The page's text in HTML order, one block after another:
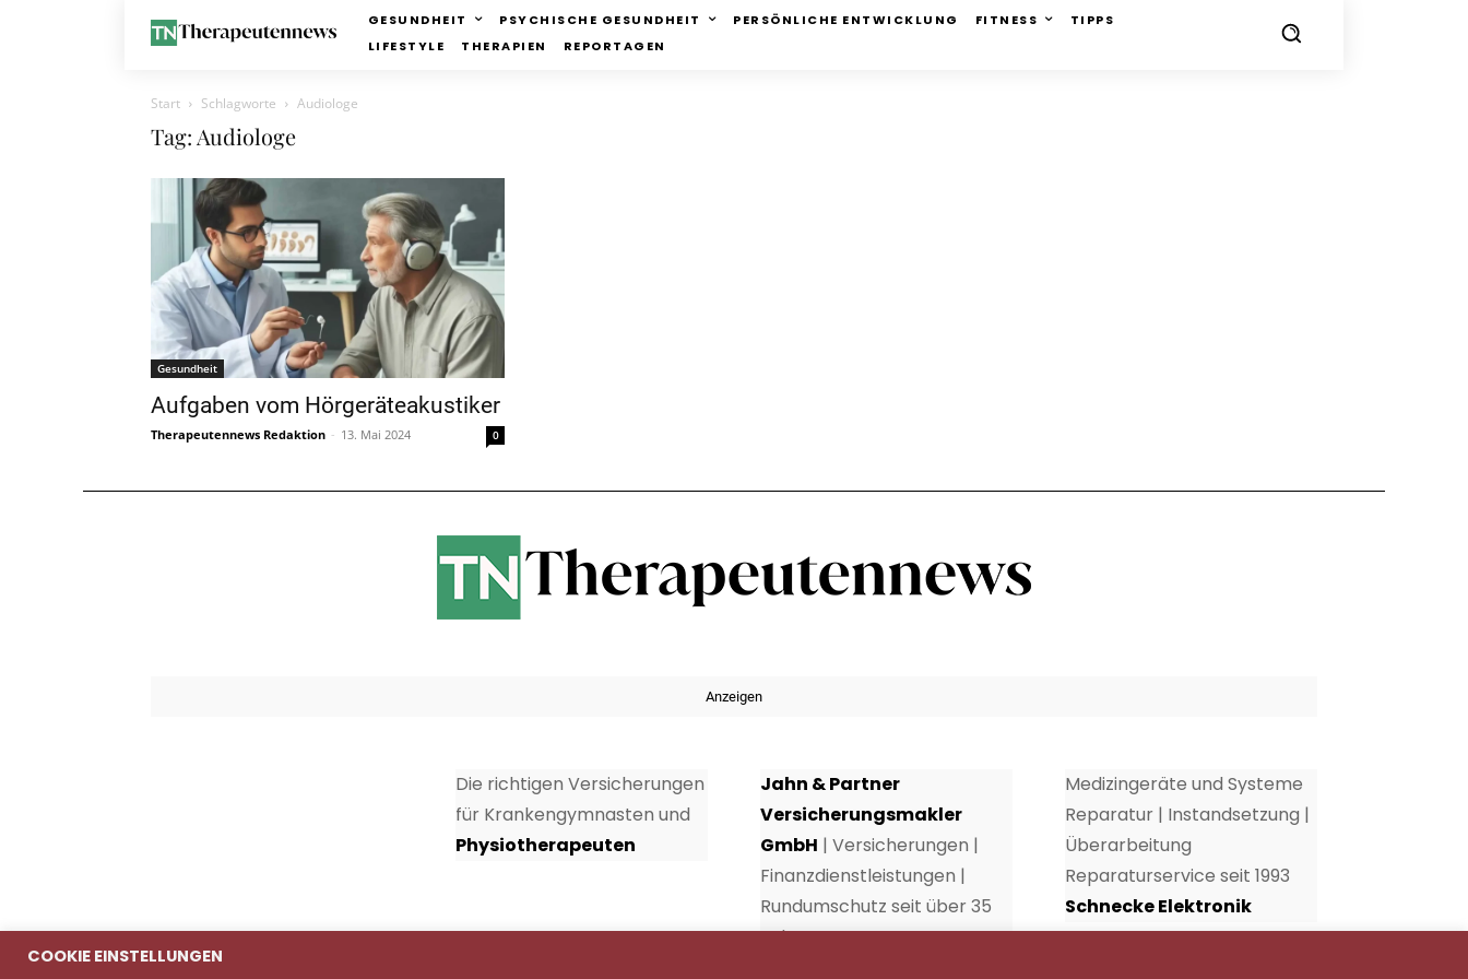
GESUNDHEIT PSYCHISCHE GESUNDHEIT PERSÖNLICHE ENTWICKLUNG FITNESS
TIPPS
LIFESTYLE
THERAPIEN REPORTAGEN
Start Schlagworte Audiologe
Tag: Audiologe
Gesundheit
Aufgaben vom Hörgeräteakustiker
Therapeutennews Redaktion - 13. Mai 2024 0
Anzeigen
Die richtigen Versicherungen
für Krankengymnasten und
Physiotherapeuten
Jahn & Partner
Versicherungsmakler
GmbH | Versicherungen |
Finanzdienstleistungen |
Rundumschutz seit über 35
Jahren
Medizingeräte und Systeme
Reparatur | Instandsetzung |
Überarbeitung
Reparaturservice seit 1993
Schnecke Elektronik
COOKIE EINSTELLUNGEN